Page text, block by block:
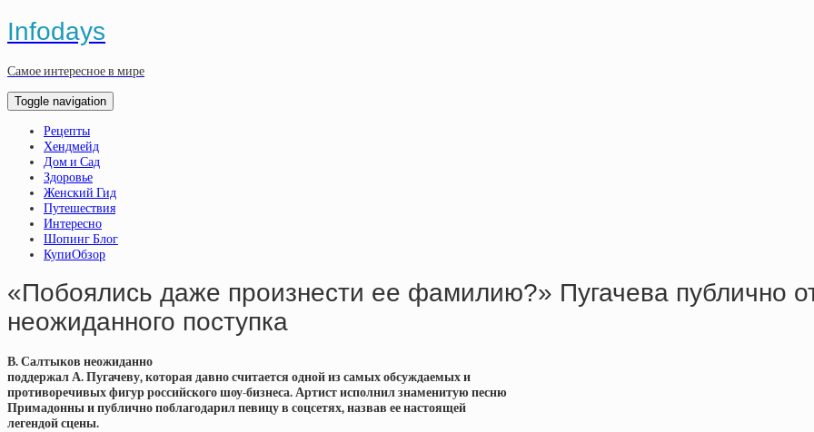
Infodays
Самое интересное в мире
Toggle navigation
Рецепты
Хендмейд
Дом и Сад
Здоровье
Женский Гид
Путешествия
Интересно
Шопинг Блог
КупиОбзор
«Побоялись даже произнести ее фамилию?» Пугачева публично
неожиданного поступка
В. Салтыков неожиданно
поддержал А. Пугачеву, которая давно считается одной из самых обсуждаемых и
противоречивых фигур российского шоу-бизнеса. Артист исполнил знаменитую песню
Примадонны и публично поблагодарил певицу в соцсетях, назвав ее настоящей
легендой сцены.